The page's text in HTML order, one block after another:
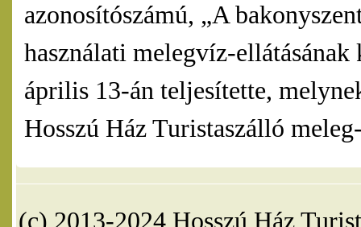
azonosítószámú, „A
használati melegvíz-
április 13-án teljesítette,
Hosszú Ház Turistaszálló
(c) 2013-2024 Hosszú Ház